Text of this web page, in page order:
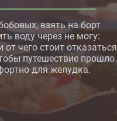
взять на борт
воду через не могу:
чего стоит отказаться
путешествие прошло
для желудка.